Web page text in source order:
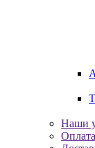
Наши
Оплата